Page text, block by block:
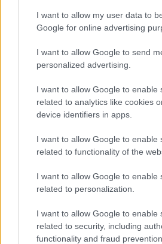
I want to allow my user data to
Google for online advertising
I want to allow Google to send
personalized advertising.
I want to allow Google to enable
related to analytics like cookies
device identifiers in apps.
I want to allow Google to enable
related to functionality of the
I want to allow Google to enable
related to personalization.
I want to allow Google to enable
related to security, including
functionality and fraud
Kerékpáros világbajnokságra